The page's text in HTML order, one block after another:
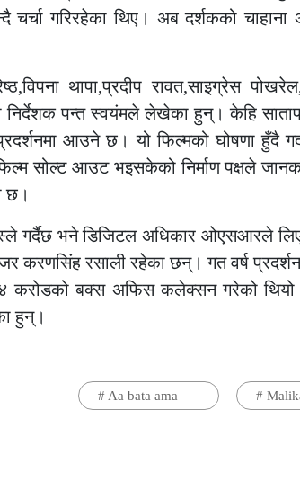
गरिरहेका थिए। अब दर्शकको चाहाना
थापा,प्रदीप रावत,साइग्रेस
पन्त स्वयंमले लेखेका हुन्। केहि
आउने छ। यो फिल्मको घोषणा हुँदै
सोल्ट आउट भइसकेको निर्माण पक्षले
छ।
गर्दैछ भने डिजिटल अधिकार ओएसआरले
करणसिंह रसाली रहेका छन्। गत वर्ष
करोडको बक्स अफिस कलेक्सन गरेको
हुन्।
# Aa bata ama #